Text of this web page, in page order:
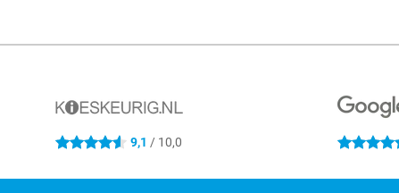
4.6 sterren 9,1 / 10,0 4.4 sterren